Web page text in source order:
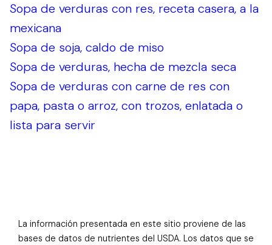
Sopa de verduras con res, receta casera, a la
mexicana
Sopa de soja, caldo de miso
Sopa de verduras, hecha de mezcla seca
Sopa de verduras con carne de res con
papa, pasta o arroz, con trozos, enlatada o
lista para servir
La información presentada en este sitio proviene de las
bases de datos de nutrientes del USDA. Los datos que se